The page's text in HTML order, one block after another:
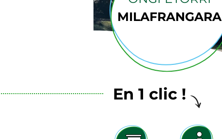
MILAFRANGARA
En 1 clic !